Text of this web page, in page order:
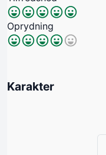
Oprydning
Karakter